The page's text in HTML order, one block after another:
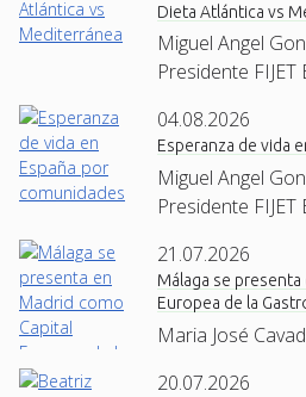
Dieta Atlántica vs
Miguel Angel
Presidente FIJET
04.08.2026
Esperanza de vida
Miguel Angel
Presidente FIJET
21.07.2026
Málaga se presenta
Europea de la
Maria José
20.07.2026